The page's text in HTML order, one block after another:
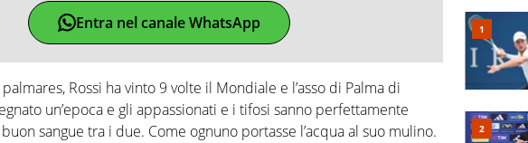
Entra nel canale WhatsApp
Rossi ha vinto 9 volte il Mondiale e l’asso di Palma di
un’epoca e gli appassionati e i tifosi sanno perfettamente
sangue tra i due. Come ognuno portasse l’acqua al suo mulino.